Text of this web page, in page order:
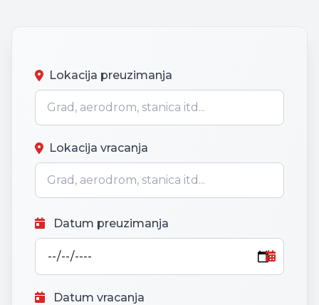
Lokacija preuzimanja
Lokacija vracanja
Datum preuzimanja
Datum vracanja